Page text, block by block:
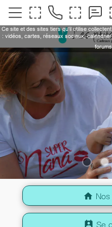
home
perm_contact_calendar Se
Ce site et des sites tiers qu'il utilise
: vidéos, cartes, réseaux sociaux,